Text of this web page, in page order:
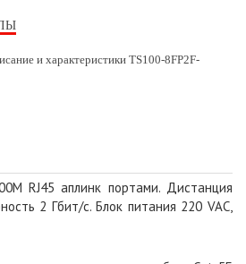
и характеристики TS100-8FP2F-
RJ45 аплинк портами. Дистанция
2 Гбит/с. Блок питания 220 VAC,